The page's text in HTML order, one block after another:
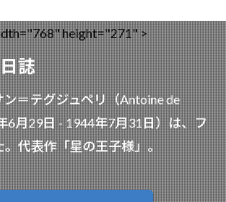
height="271" >
誌
＝テグジュペリ（Antoine de
6月29日 - 1944年7月31日）は、フ
代表作「星の王子様」。